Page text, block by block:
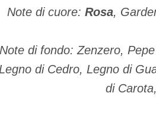
Note di cuore: Rosa,
Note di fondo: Zenzero,
Legno di Cedro, Legno di
di Carota,